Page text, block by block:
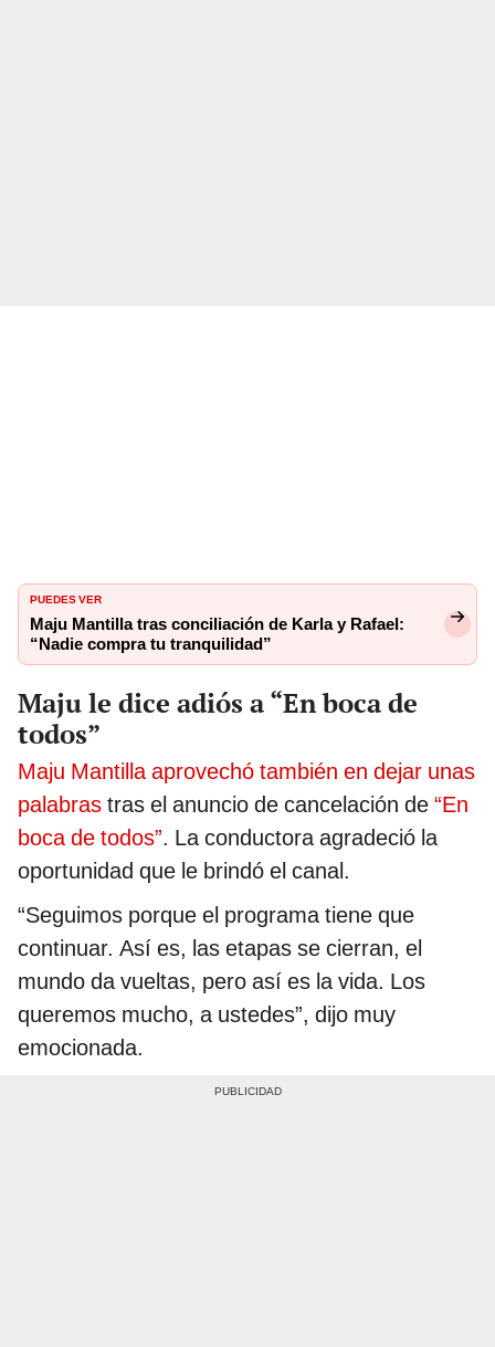
PUEDES VER
Maju Mantilla tras conciliación de Karla y Rafael:
“Nadie compra tu tranquilidad”
Maju le dice adiós a “En boca de
todos”
Maju Mantilla aprovechó también en dejar unas
palabras tras el anuncio de cancelación de “En
boca de todos”. La conductora agradeció la
oportunidad que le brindó el canal.
“Seguimos porque el programa tiene que
continuar. Así es, las etapas se cierran, el
mundo da vueltas, pero así es la vida. Los
queremos mucho, a ustedes”, dijo muy
emocionada.